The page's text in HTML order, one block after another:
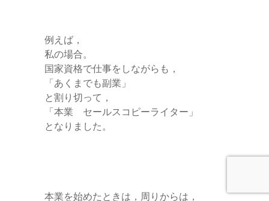
例えば，
私の場合。
国家資格で仕事をしながらも，
「あくまでも副業」
と割り切って，
「本業 セールスコピーライター」
となりました。
本業を始めたときは，周りからは，